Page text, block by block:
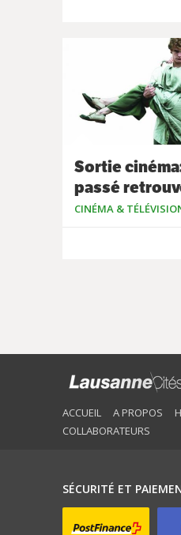
Sortie
passé
CINÉMA &
ACCUEIL A PROPOS
COLLABORATEURS
SÉCURITÉ ET